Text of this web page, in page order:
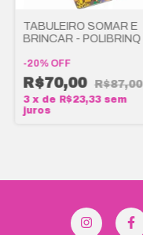
TABULEIRO SOMAR E
BRINCAR - POLIBRINQ
-20% OFF
R$70,00 R$87,00
3 x de R$23,33 sem
juros